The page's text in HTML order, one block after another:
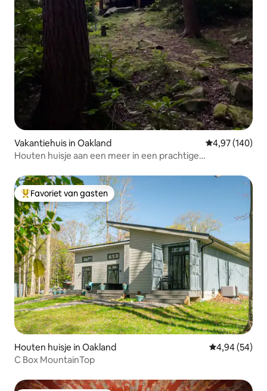
Vakantiehuis in Oakland Gemiddelde
4,97 (140)
Houten huisje aan een meer in een prachtige
Topfavoriet van gasten
Favoriet van gasten
Houten huisje in Oakland Gemiddelde
4,94 (54)
C Box MountainTop